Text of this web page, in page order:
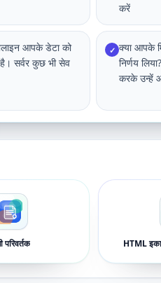
करें
आपके डेटा को
सर्वर कुछ भी सेव
✓ क्या आपके
निर्णय
करके उन्हें
परिवर्तक HTML